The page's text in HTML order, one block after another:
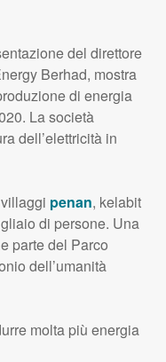
del direttore
Berhad, mostra
di energia
La società
dell’elettricità in
penan, kelabit
di persone. Una
parte del Parco
dell’umanità
molta più energia